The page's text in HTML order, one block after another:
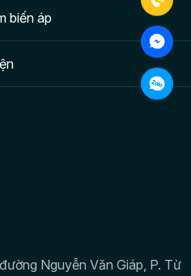
biến áp
Nguyễn Văn Giáp, P. Từ